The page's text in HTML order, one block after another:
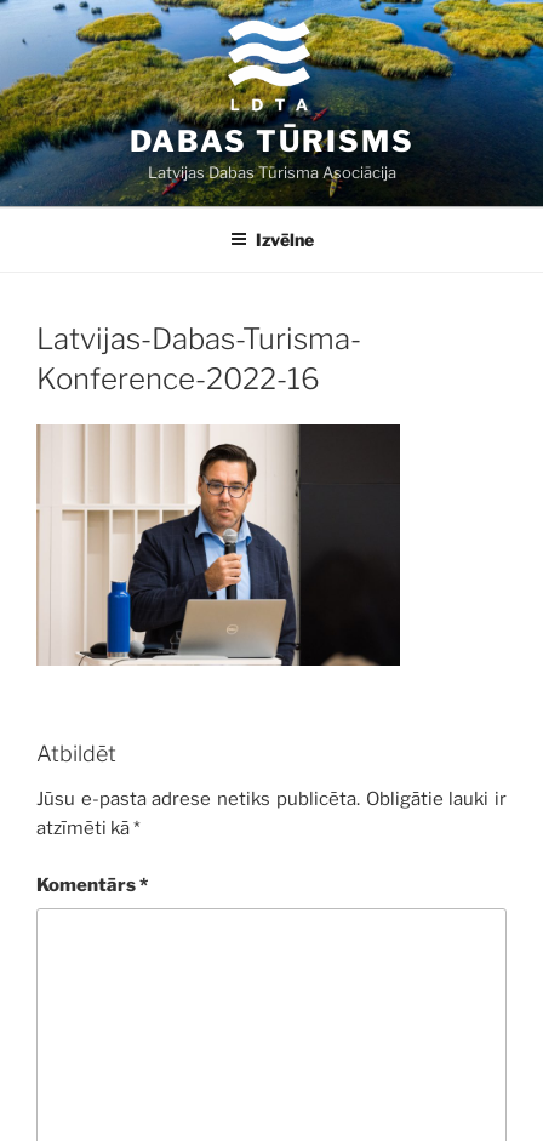
Doties
saturu
DABAS TŪRISMS
Latvijas Dabas Tūrisma Asociācija
Izvēlne
Latvijas-Dabas-Turisma-
Konference-2022-16
Atbildēt
Jūsu e-pasta adrese netiks publicēta. Obligātie lauki ir
atzīmēti kā*
Komentārs*